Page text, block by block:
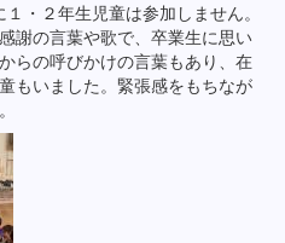
・２年生児童は参加しません。
謝の言葉や歌で、卒業生に思い
らの呼びかけの言葉もあり、在
もいました。緊張感をもちなが